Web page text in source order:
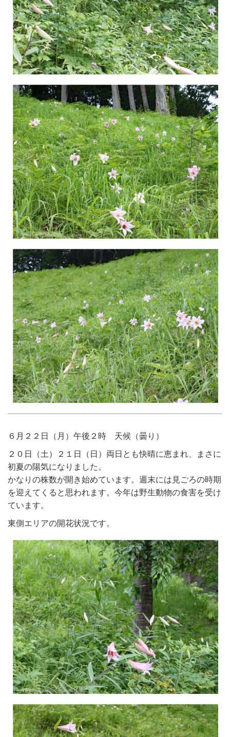
６月２２日（月）午後２時 天候（曇り）
２０日（土）２１日（日）両日とも快晴に恵まれ、まさに
初夏の陽気になりました。
かなりの株数が開き始めています。週末には見ごろの時期
を迎えてくると思われます。今年は野生動物の食害を受け
ています。
東側エリアの開花状況です。